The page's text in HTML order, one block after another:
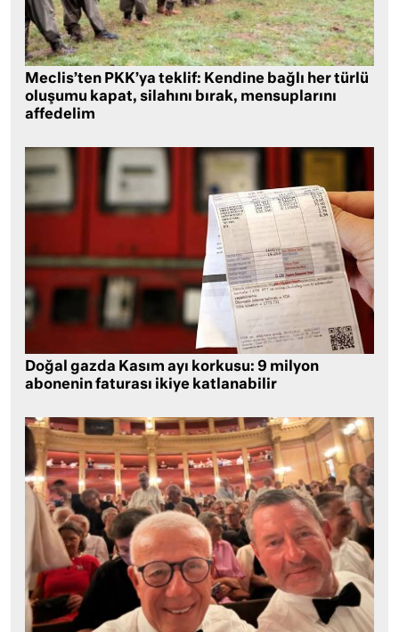
Meclis’ten PKK’ya teklif: Kendine bağlı her türlü
oluşumu kapat, silahını bırak, mensuplarını
affedelim
Doğal gazda Kasım ayı korkusu: 9 milyon
abonenin faturası ikiye katlanabilir